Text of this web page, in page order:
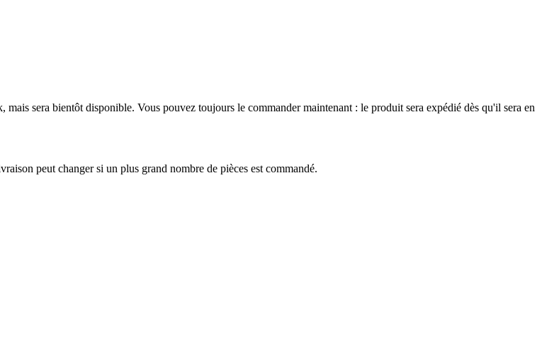
mais sera bientôt disponible. Vous pouvez toujours le commander maintenant : le produit sera expédié dès qu'il sera en
peut changer si un plus grand nombre de pièces est commandé.